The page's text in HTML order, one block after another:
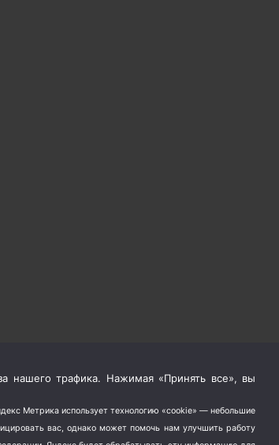
нашего трафика. Нажимая «Принять все», вы
Метрика использует технологию «cookie» — небольшие
вас, однако может помочь нам улучшить работу